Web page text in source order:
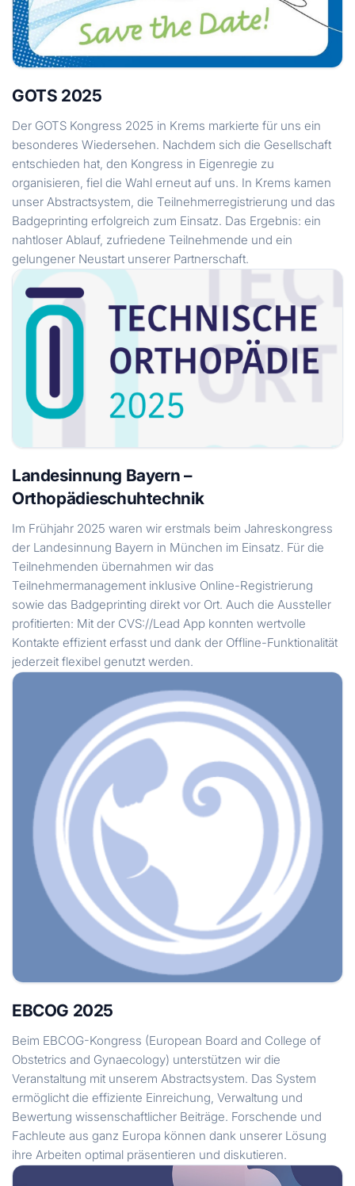
GOTS 2025
Der GOTS Kongress 2025 in Krems markierte für uns ein
besonderes Wiedersehen. Nachdem sich die Gesellschaft
entschieden hat, den Kongress in Eigenregie zu
organisieren, fiel die Wahl erneut auf uns. In Krems kamen
unser Abstractsystem, die Teilnehmerregistrierung und das
Badgeprinting erfolgreich zum Einsatz. Das Ergebnis: ein
nahtloser Ablauf, zufriedene Teilnehmende und ein
gelungener Neustart unserer Partnerschaft.
Landesinnung Bayern –
Orthopädieschuhtechnik
Im Frühjahr 2025 waren wir erstmals beim Jahreskongress
der Landesinnung Bayern in München im Einsatz. Für die
Teilnehmenden übernahmen wir das
Teilnehmermanagement inklusive Online-Registrierung
sowie das Badgeprinting direkt vor Ort. Auch die Aussteller
profitierten: Mit der CVS://Lead App konnten wertvolle
Kontakte effizient erfasst und dank der Offline-Funktionalität
jederzeit flexibel genutzt werden.
EBCOG 2025
Beim EBCOG-Kongress (European Board and College of
Obstetrics and Gynaecology) unterstützen wir die
Veranstaltung mit unserem Abstractsystem. Das System
ermöglicht die effiziente Einreichung, Verwaltung und
Bewertung wissenschaftlicher Beiträge. Forschende und
Fachleute aus ganz Europa können dank unserer Lösung
ihre Arbeiten optimal präsentieren und diskutieren.